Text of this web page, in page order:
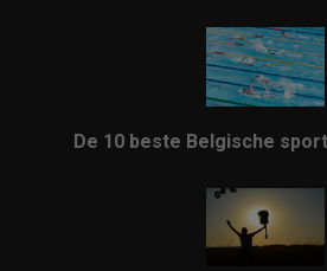
De 10 beste Belgische